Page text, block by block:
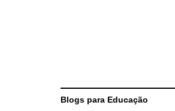
Blogs para Educação